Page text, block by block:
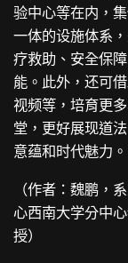
验中心等在内，
一体的设施体系
疗救助、安全保
能。此外，还可
视频等，培育更
堂，更好展现道
意蕴和时代魅力。
（作者：魏鹏，
心西南大学分中
授）